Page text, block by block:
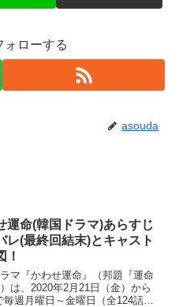
ォローする
asouda
運命(韓国ドラマ)あらすじ
レ(最終回結末)とキャスト
！
マ『かわせ運命』（邦題『運命
は、2020年2月21日（金）から
毎週月曜日～金曜日（全124話構